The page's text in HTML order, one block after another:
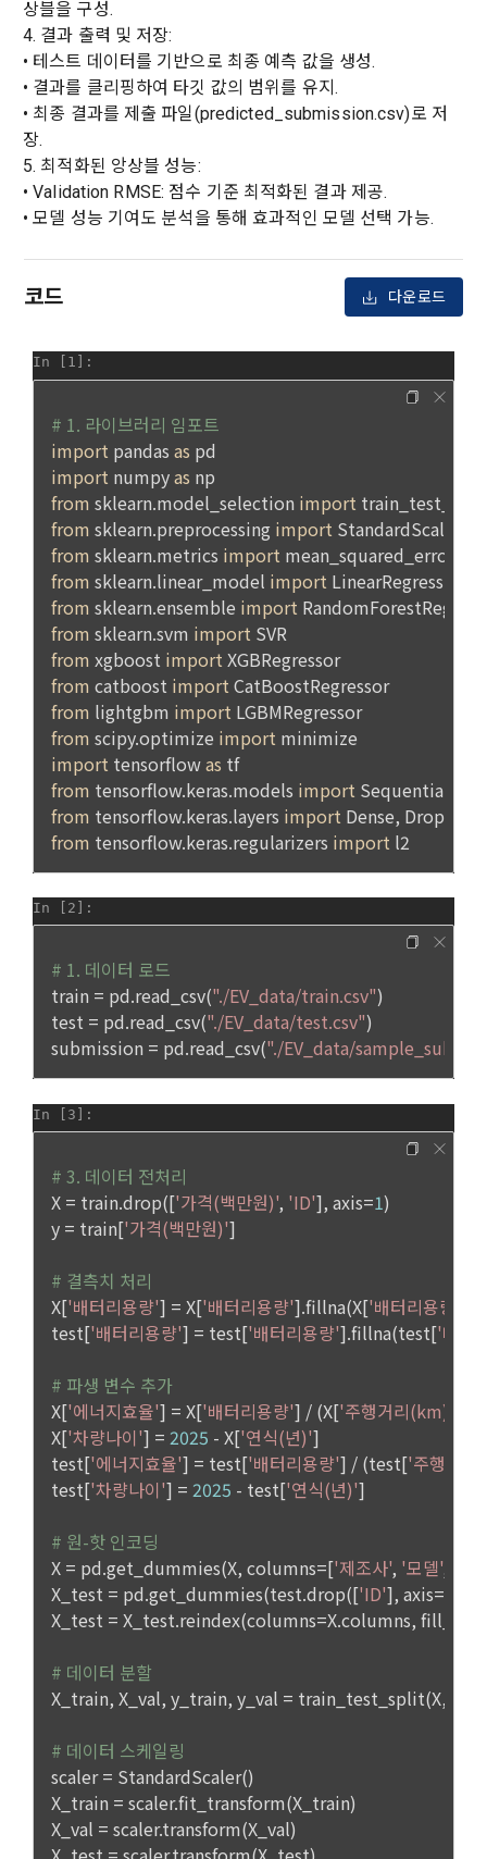
[데이콘] 회원가입 인증메일
6. “해커톤”이라 함은 “회사”가 “사이트”에 출제한 문제에 “개인
회원”이 AI 코드를 제출하고, “회사”는 이를 평가하여 우수작을
선정하는 제반 행위를 말한다.
7. “대회"라 함은 “기업회원”이 인력을 채용하거나 또는 솔루션
을 크라우드소싱하기 위하여 “회사"에 의뢰하는 경연대회 또는
해커톤, AI해커톤, AI경진대회 등을 말한다.
8. “교육”이라 함은 “회사”가  제공하는 교육컨텐츠를 포함한 온
라인/오프라인 교육서비스를 말한다.
9. "아이디"라 함은 회원의 식별과 회원의 서비스 이용을 위하여
10. "비밀번호"라 함은 "회사"의 서비스를 이용하려는 사람이 아
이디를 부여받은 자와 동일인임을 확인하고 "회원"의 권익을 보
동일한 용도로 쓰이는 “사이트”에서 자동 생성된 인증코드를 말
제 3 조 (효력의 발생 및 변경)
본 약관은 온라인을 통하여 “회원”에게 공시함으로써 효력을 발
생한다.
1. "회사"는 이 약관의 내용과 상호, 영업소 소재지, 대표자의 성
명, 사업자등록번호, 연락처 등을 "회원"이 알 수 있도록 초기 화
면에 게시하거나 기타의 방법으로 "회원"에게 공지해야 한다.
2. "회사"는 약관의규제등에관한법률, 전기통신기본법, 전기통
신사업법, 정보통신망이용촉진등에관한법률, 전자상거래 등에
서의 소비자보호에 관한 법률, 전자문서 및 전자거래기본법, 전
자금융거래법, 전자서명법, 소비자기본법, 개인정보보호법 등
관련법을 위배하지 않는 범위에서 이 약관을 개정할 수 있다.
3. "회사"는 "서비스"에 대해 별도의 이용약관 또는 정책(이하
“별도약관”)을 둘 수 있으며, 그 내용이 이 약관과 충돌하는 경우
“별도약관”이 우선하여 적용된다.
4. “회사”의 영업상 중요한 사유 또는 관계 법령에 의한 변경사
유가 있을 때, 약관을 변경할 수 있으며, 약관을 개정할 경우에는
까지 공지한다.
5. '회사' 약관의 조항에 따른 정책을 제정 및 변경할 권리를 가지
며, 정책 또한 개정될 시에는 적용일자와 개정사유를 명시하여
“회사” 홈페이지의 공지게시판에 그 적용일자 7일 이전부터 적
용일자 전일까지 공지한다.
6. "회원"은 변경된 약관에 대해 거부할 권리가 있다. "회원"은 변
경된 약관이 공지된 지 15일 이내에 거부의사를 표명할 수 있다.
간을 정하여 "회원"에게 사전 통지 후 당해 "회원"과의 계약을 해
지할 수 있다. 만약, "회원"이 거부의사를 표시하지 않거나, 전항
에 따라 시행일 이후에 "서비스"를 이용하는 경우에는 동의한 것
으로 간주한다.
1. 이 약관에서 규정하지 않은 사항에 관해서는 약관의규제등에
관한법률, 전기통신기본법, 전기통신사업법, 정보통신망이용촉
진등에관한법률, 전자상거래 등에서의 소비자보호에 관한 법률,
비자기본법 등의 관계법령에 따른다.
2. "회원"이 "회사"와 개별 계약을 체결하여 서비스를 이용하는
경우에는 개별 계약이 우선한다.
1. "회원"이 이용신청(회원가입 신청) 작성 후에 "회사"가 웹 상
의 안내를 "회원"에게 통지함으로써 이용계약이 성립된다.
2. “회사”는 "회사"의 ‘데이콘 인재풀 등록’ 서비스를 이용하고자
하는 자가 본 약관과 개인정보취급방침을 읽고 이에 대하여 "동
한 신청으로 간주한다.
3. 제2항 신청에 있어 "회사"는 "회원"의 종류에 따라 전문기관을
증에 필요한 이름, 생년월일, 연락처 등을 제공하여야 한다.
4. 페이스북 등 외부서비스와의 연동을 통해 이용계약을 신청할
경우, 본 약관과 개인정보취급방침, 서비스 제공을 위해 “회
사”가 “회원”의 외부 서비스 계정 정보 접근 및 활용에 “동의” 또
는 “확인”버튼을 누르면 “회사”가 웹 상의 안내 및 전자메일로
2. 개인정보의 수집 및 이용목적
데이콘 주식회사(이하 “회사”)는 다음 목적을 위하여 개인정보
를 수집하고 있으며, 다음 목적 이외의 용도로는 수집한 개인정
보를 이용하지 않습니다.
1) 회원관리
의에 대한 응답, 새로운 정보의 소개 및 고지사항 전달
산
본인인증, 채용정보 매칭 및 컨텐츠 제공을 위한 개인식별, 회원
간의 상호 연락, 구매 및 요금 결제, 물품 및 증빙발송, 부정 이용
방지와 비인가 사용방지
3) 서비스 개발 및 마케팅ㆍ광고 활용
맞춤 서비스 제공, 서비스 안내 및 이용권유, 서비스 개선 및 신
규 서비스 개발을 위한 통계 및 접속빈도 파악, 통계학적 특성에
따른 광고, 이벤트 정보 및 참여기회 제공
4) 고용 및 취업동향 파악을 위한 통계학적 분석, 서비스 고도화
를 위한 데이터 분석
3. 수집하는 개인정보 항목 및 수집방법
가. 수집하는 개인정보의 항목
1) 회원가입 시 수집하는 항목
필수 항목 : 아이디, 비밀번호, 이름, 닉네임, 이메일
선택 항목 : 휴대폰번호, 생년월일, 국가, 직업
데이콘 내의 개별 서비스 이용, 상금 및 상품 지급 과정에서 해당
서비스의 이용자에 한해 추가 개인정보 수집이 발생할 수 있습
니다. 추가로 개인정보를 수집할 경우에는 해당 개인정보 수집
시점에서 이용자에게 ‘수집하는 개인정보 항목, 개인정보의 수
집 및 이용목적, 개인정보의 보관기간’에 대해 안내 드리고 동의
필수 항목: 이름, 이메일, 핸드폰 번호, 경력, 신입/경력 해당 사항
여부, 사용 가능한 프로그래밍 언어 및 사용 경험, 프로젝트 또는
대회 코드 링크1개, 구직 의향, 희망근무지역
력, 개인 운영 사이트 링크(GitHub, Linkedin 등) ,영상, ppt
모바일 서비스의 특성상 단말기 모델 정보가 수집될 수 있으나,
이는 개인을 식별할 수 없는 형태입니다.
4) 보상금 지급 시 수집하는 항목
소득세법)
5) 채용 합격 시, 기업의 요금 산정을 위한 수집 항목
6) 서비스 이용과정이나 사업처리 과정에서 자동 수집되는 항목
광고 ID, 접속 환경
나. 개인정보 수집방법
동의(선택)’에서 동의하실 수 있습니다.
2021.05.25
상블을 구성.
4. 결과 출력 및 저장:
• 테스트 데이터를 기반으로 최종 예측 값을 생성.
• 결과를 클리핑하여 타깃 값의 범위를 유지.
• 최종 결과를 제출 파일(predicted_submission.csv)로 저
장.
5. 최적화된 앙상블 성능:
• Validation RMSE: 점수 기준 최적화된 결과 제공.
• 모델 성능 기여도 분석을 통해 효과적인 모델 선택 가능.
코드 다운로드